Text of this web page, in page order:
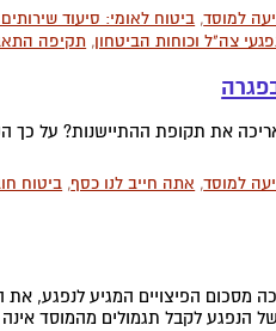
למוסד, ביטוח לאומי: סיעוד
צה"ל וכוחות הביטחון, תקיפה
את תקופת ההתיישנות? על כך
למוסד, אתה חייב לנו כסף, ביטוח
מסכום הפיצויים המגיע לנפגע,
הנפגע לקבל תגמולים מהמוסד